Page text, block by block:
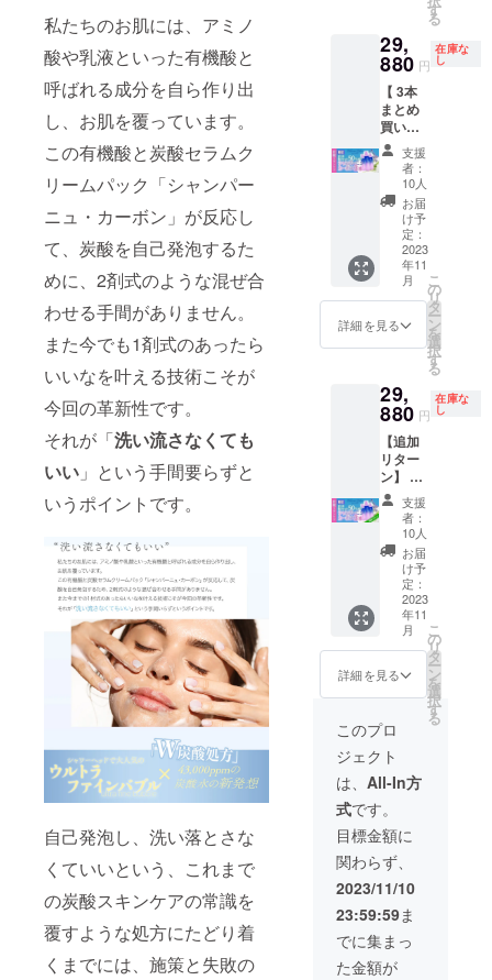
私たちのお肌には、アミノ
酸や乳液といった有機酸と
呼ばれる成分を自ら作り出
し、お肌を覆っています。
この有機酸と炭酸セラムク
リームパック「シャンパー
ニュ・カーボン」が反応し
て、炭酸を自己発泡するた
めに、2剤式のような混ぜ合
わせる手間がありません。
また今でも1剤式のあったら
いいなを叶える技術こそが
今回の革新性です。
それが「洗い流さなくても
いい 」という手間要らずと
いうポイントです。
自己発泡し、洗い落とさな
くていいという、これまで
の炭酸スキンケアの常識を
覆すような処方にたどり着
くまでには、施策と失敗の
ジェク
トは送
料込み
の価格
となり
ます！
す
る
29,
880 円
在庫な
し
【 3本
まとめ
買い
セット
50％オ
フ】
シャン
パー
ニュ
カーボ
般販売
予定価
格
59,760
ＦＦ』
※本プロ
ジェク
トは送
料込み
の価格
となり
ます！
支援
者：
10人
お届
け予
定：
2023
年11
月
詳細を見る
こ
の
リ
タ
ー
ン
を
選
択
す
る
29,
880 円
在庫な
し
【追加
リター
ン】 【
3本まと
め買い
セット
50％オ
フ】
シャン
パー
ニュ
カーボ
ン 『一
般販売
予定価
59,760
円の
50％Ｏ
ＦＦ』
※本プロ
ジェク
トは送
料込み
の価格
となり
ます！
支援
者：
10人
お届
け予
定：
2023
年11
月
詳細を見る
こ
の
リ
タ
ー
ン
を
選
択
す
る
このプロ
ジェクト
は、 All-In方
式です。
目標金額に
関わらず、
2023/11/10
23:59:59ま
でに集まっ
た金額が